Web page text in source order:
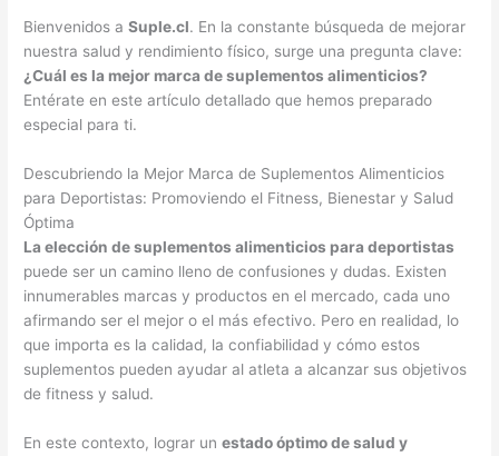
Bienvenidos aSuple.cl. En la constante búsqueda de mejorar
nuestra salud y rendimiento físico, surge una pregunta clave:
¿Cuál es la mejor marca de suplementos alimenticios?
Entérate en este artículo detallado que hemos preparado
especial para ti.
Descubriendo la Mejor Marca de Suplementos Alimenticios
para Deportistas: Promoviendo el Fitness, Bienestar y Salud
Óptima
La elección de suplementos alimenticios para deportistas
puede ser un camino lleno de confusiones y dudas. Existen
innumerables marcas y productos en el mercado, cada uno
afirmando ser el mejor o el más efectivo. Pero en realidad, lo
que importa es la calidad, la confiabilidad y cómo estos
suplementos pueden ayudar al atleta a alcanzar sus objetivos
de fitness y salud.
En este contexto, lograr unestado óptimo de salud y